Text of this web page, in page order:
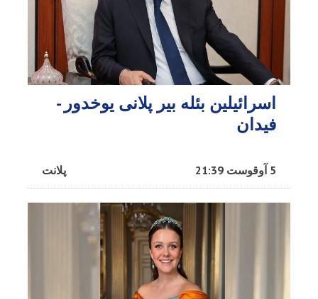
اسرائیلین بئله بیر پلانی یوخدور -
فیدان
پلانت 5 آوقوست 21:39